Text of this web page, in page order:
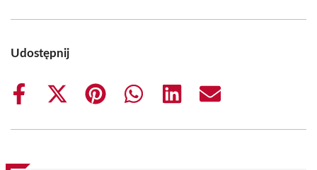
Udostępnij
Share
Share
(Twitter)
Share
Share
Share
Share